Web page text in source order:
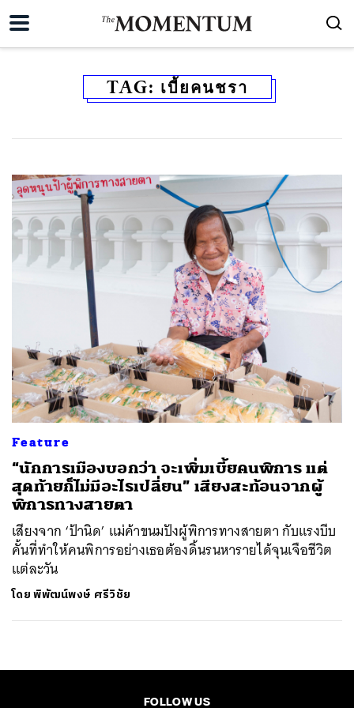
TAG: เบี้ยคนชรา
Feature
“นักการเมืองบอกว่า จะเพิ่มเบี้ยคนพิการ แต่
สุดท้ายก็ไม่มีอะไรเปลี่ยน” เสียงสะท้อนจากผู้
พิการทางสายตา
เสียงจาก ‘ป้านิด’ แม่ค้าขนมปังผู้พิการทางสายตา กับแรงบีบ
คั้นที่ทำให้คนพิการอย่างเธอต้องดิ้นรนหารายได้จุนเจือชีวิต
แต่ละวัน
โดยพิพัฒน์พงษ์ ศรีวิชัย
FOLLOW US
ค้นหา
SHARE TWEET LINE EMAIL